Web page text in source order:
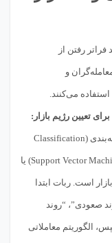
فراتر رفتن از
و
می‌کنند.
یک نکته بسیار پیشرفته، استفاده از مدل‌های طبقه‌بندی (Classification
(Support Vector Machines – SVM) یا
است. ربات ابتدا
صعودی”، “روند
الگوریتم معاملاتی